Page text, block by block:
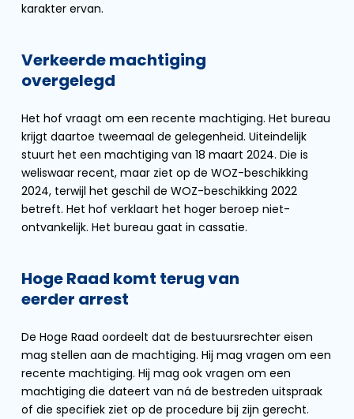
karakter ervan.
Verkeerde machtiging
overgelegd
Het hof vraagt om een recente machtiging. Het bureau
krijgt daartoe tweemaal de gelegenheid. Uiteindelijk
stuurt het een machtiging van 18 maart 2024. Die is
weliswaar recent, maar ziet op de WOZ-beschikking
2024, terwijl het geschil de WOZ-beschikking 2022
betreft. Het hof verklaart het hoger beroep niet-
ontvankelijk. Het bureau gaat in cassatie.
Hoge Raad komt terug van
eerder arrest
De Hoge Raad oordeelt dat de bestuursrechter eisen
mag stellen aan de machtiging. Hij mag vragen om een
recente machtiging. Hij mag ook vragen om een
machtiging die dateert van ná de bestreden uitspraak
of die specifiek ziet op de procedure bij zijn gerecht.